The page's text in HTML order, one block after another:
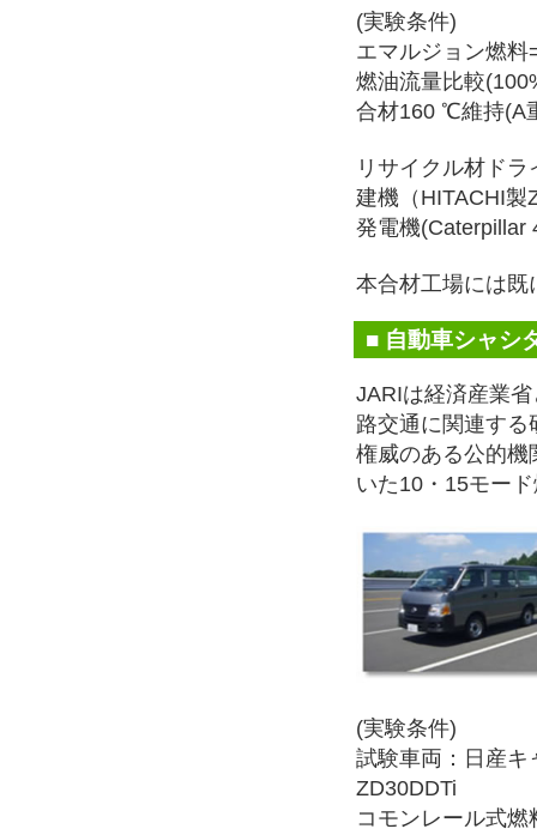
(実験条件)
エマルジョン燃
燃油流量比較
合材160 ℃維持(A
リサイクル材ド
建機（HITACHI製
発電機(Caterpillar
本合材工場には既
■ 自動車シャシ
JARIは経済産業
路交通に関連す
権威のある公的機
いた10・15モー
(実験条件)
試験車両：日産キ
ZD30DDTi
コモンレール式